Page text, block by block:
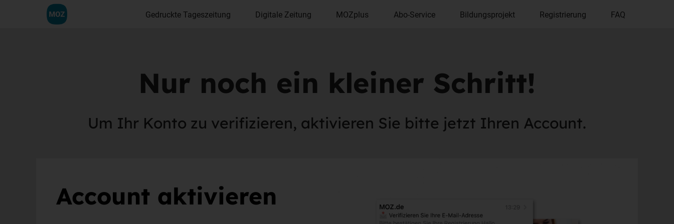
Gedruckte Tageszeitung Digitale Zeitung MOZplus Abo-Service Bildungsprojekt Registrierung FAQ
Nur noch ein kleiner Schritt!
Um Ihr Konto zu verifizieren, aktivieren Sie bitte jetzt Ihren Account.
Account aktivieren